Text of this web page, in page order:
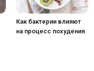
Как бактерии влияют
на процесс похудения